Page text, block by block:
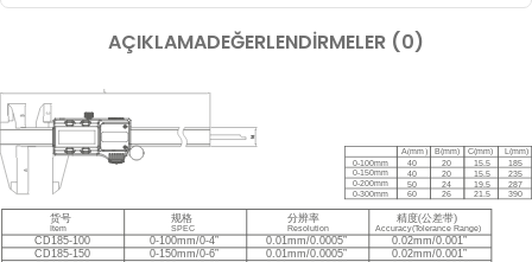
AÇIKLAMADEĞERLENDIRMELER (0)